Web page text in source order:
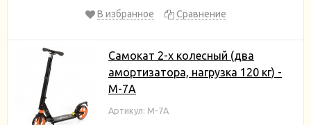
В избранное
Сравнение
Самокат 2-х колесный (два
амортизатора, нагрузка 120 кг) -
М-7A
Артикул: M-7A